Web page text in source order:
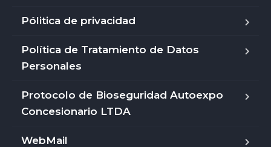
Pólitica de privacidad
Política de Tratamiento de Datos
Personales
Protocolo de Bioseguridad Autoexpo
Concesionario LTDA
WebMail